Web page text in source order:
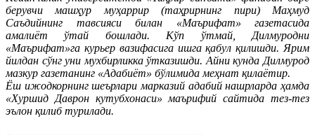
берувчи машҳур муҳаррир (таҳрирнинг пири) Маҳмуд
Саъдийнинг тавсияси билан «Маърифат» газетасида
амалиёт ўтай бошлади. Кўп ўтмай, Дилмуродни
«Маърифат»га курьер вазифасига ишга қабул қилишди. Ярим
йилдан сўнг уни мухбирликка ўтказишди. Айни кунда Дилмурод
мазкур газетанинг «Адабиёт» бўлимида меҳнат қилаётир.
Ёш ижодкорнинг шеърлари марказий адабий нашрларда ҳамда
«Хуршид Даврон кутубхонаси» маърифий сайтида тез-тез
эълон қилиб турилади.